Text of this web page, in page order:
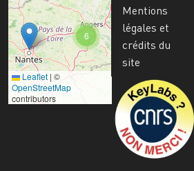
6
Leaflet | ©
OpenStreetMap
contributors
Mentions
légales et
crédits du
site
Image